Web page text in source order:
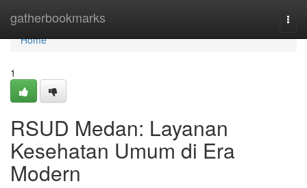
gatherbookmarks
Home
Home
1
RSUD Medan: Layanan
Kesehatan Umum di Era
Modern